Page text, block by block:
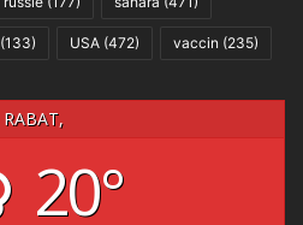
(133) USA (472) vaccin (235)
RABAT,
20°